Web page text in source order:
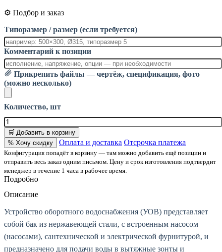
⚙️ Подбор и заказ
Типоразмер / размер (если требуется)
Комментарий к позиции
Прикрепить файлы — чертёж, спецификация, фото
(можно несколько)
Количество, шт
🛒 Добавить в корзину
% Хочу скидку
Оплата и доставка Отсрочка платежа
Конфигурация попадёт в корзину — там можно добавить ещё позиции и
отправить весь заказ одним письмом. Цену и срок изготовления подтвердит
менеджер в течение 1 часа в рабочее время.
Подробно
Описание
Устройство оборотного водоснабжения (УОВ) представляет
собой бак из нержавеющей стали, с встроенным насосом
(насосами), сантехнической и электрической фурнитурой, и
предназначено для подачи воды в вытяжные зонты и